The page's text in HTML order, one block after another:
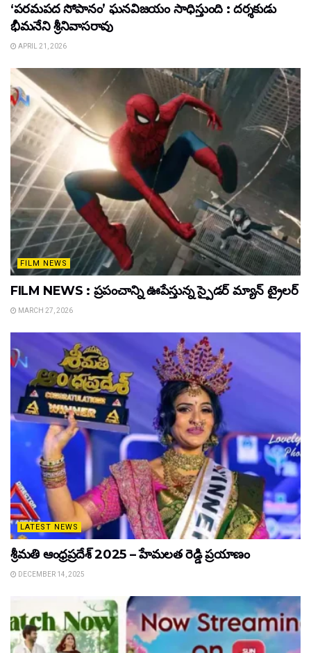
‘పరమపద సోపానం’ ఘనవిజయం సాధిస్తుంది : దర్శకుడు
భీమనేని శ్రీనివాసరావు
APRIL 21, 2026
FILM NEWS
FILM NEWS : ప్రపంచాన్ని ఊపేస్తున్న స్పైడర్ మ్యాన్ ట్రైలర్
MARCH 27, 2026
LATEST NEWS
శ్రీమతి ఆంధ్రప్రదేశ్ 2025 – హేమలత రెడ్డి ప్రయాణం
DECEMBER 14, 2025